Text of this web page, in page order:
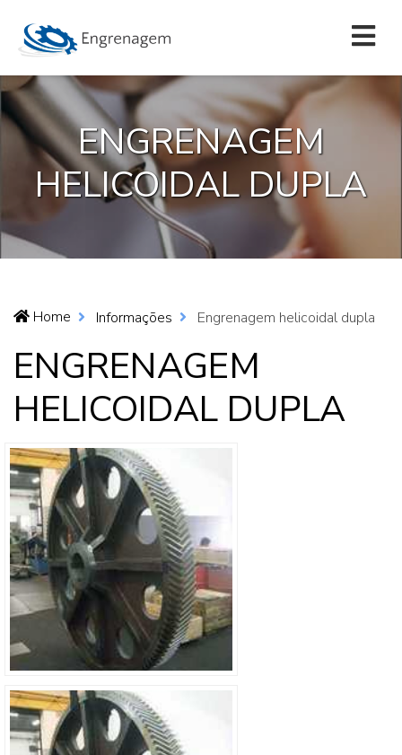
ENGRENAGEM
HELICOIDAL DUPLA
Home Informações Engrenagem helicoidal dupla
ENGRENAGEM
HELICOIDAL DUPLA